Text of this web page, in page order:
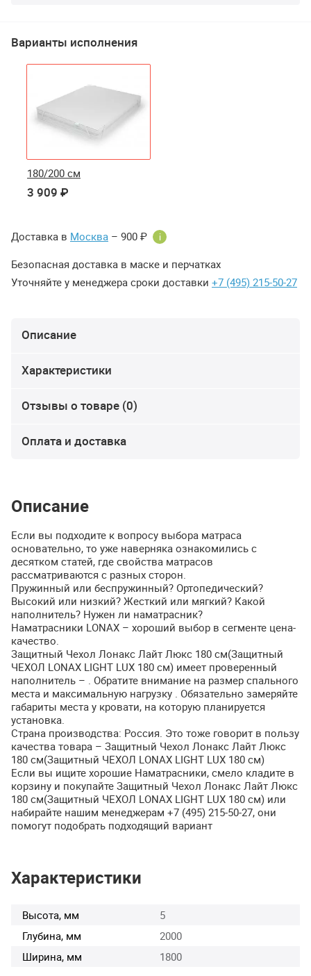
Варианты исполнения
180/200 см
3 909 ₽
Доставка в Москва – 900 ₽ i
Безопасная доставка в маске и перчатках
Уточняйте у менеджера сроки доставки +7 (495) 215-50-27
Описание
Характеристики
Отзывы о товаре (0)
Оплата и доставка
Описание
Если вы подходите к вопросу выбора матраса
основательно, то уже наверняка ознакомились с
десятком статей, где свойства матрасов
рассматриваются с разных сторон.
Пружинный или беспружинный? Ортопедический?
Высокий или низкий? Жесткий или мягкий? Какой
наполнитель? Нужен ли наматрасник?
Наматрасники LONAX – хороший выбор в сегменте цена-
качество.
Защитный Чехол Лонакс Лайт Люкс 180 см(Защитный
ЧЕХОЛ LONAX LIGHT LUX 180 см) имеет проверенный
наполнитель – . Обратите внимание на размер спального
места и максимальную нагрузку . Обязательно замеряйте
габариты места у кровати, на которую планируется
установка.
Страна производства: Россия. Это тоже говорит в пользу
качества товара – Защитный Чехол Лонакс Лайт Люкс
180 см(Защитный ЧЕХОЛ LONAX LIGHT LUX 180 см)
Если вы ищите хорошие Наматрасники, смело кладите в
корзину и покупайте Защитный Чехол Лонакс Лайт Люкс
180 см(Защитный ЧЕХОЛ LONAX LIGHT LUX 180 см) или
набирайте нашим менеджерам +7 (495) 215-50-27, они
помогут подобрать подходящий вариант
Характеристики
Высота, мм
5
Глубина, мм
2000
Ширина, мм
1800